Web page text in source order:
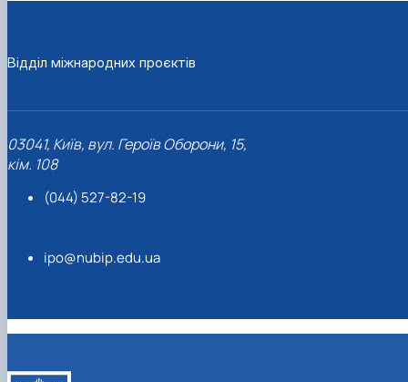
Відділ міжнародних проєктів
03041, Київ, вул. Героїв Оборони, 15,
кім. 108
(044) 527-82-19
ipo@nubip.edu.ua